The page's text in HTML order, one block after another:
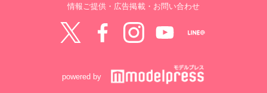
情報ご提供・広告掲載・お問い合わせ
powered by